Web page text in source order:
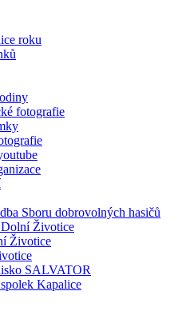
roku
fotografie
Sboru dobrovolných hasičů
Životice
Životice
SALVATOR
Kapalice